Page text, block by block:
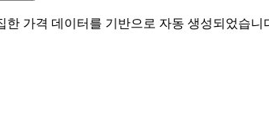
한 가격 데이터를 기반으로 자동 생성되었습